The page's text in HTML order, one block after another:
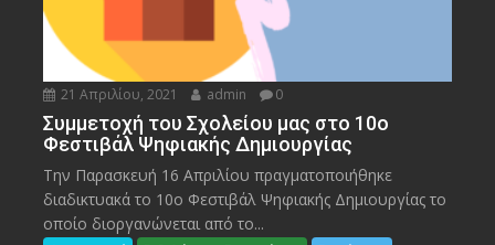
21 Απριλίου, 2021 admin 0
Συμμετοχή του Σχολείου μας στο 10ο
Φεστιβάλ Ψηφιακής Δημιουργίας
Την Παρασκευή 16 Απριλίου πραγματοποιήθηκε
διαδικτυακά το 10ο Φεστιβάλ Ψηφιακής Δημιουργίας το
οποίο διοργανώνεται από το...